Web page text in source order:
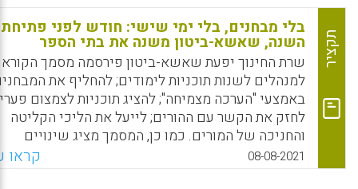
WhatsApp
Facebook
Email
X
תקציר
בלי מבחנים, בלי ימי שישי: חודש לפני פתיחת
השנה, שאשא-ביטון משנה את בתי הספר
שרת החינוך יפעת שאשא-ביטון פירסמה מסמך הקורא
למנהלים לשנות תוכניות לימודים; להחליף את
באמצעי "הערכה מצמיחה"; להציג תוכניות לצמצום
לחזק את הקשר עם ההורים; לייעל את הליכי הקליטה
והחניכה של המורים. כמו כן, המסמך מציג שינויים
בתוכניות הלימודים כמו מעבר לתוכנית למידה סביב
גדולים וחיבור בין תחומי דעת כדי לייצר למידה רב
08-08-2021 קראו